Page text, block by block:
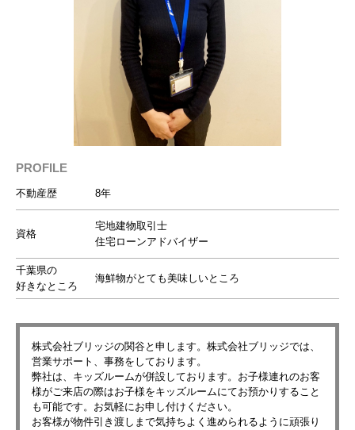
PROFILE
不動産歴 8年
資格
宅地建物取引士
住宅ローンアドバイザー
千葉県の
好きなところ
海鮮物がとても美味しいところ
株式会社ブリッジの関谷と申します。株式会社ブリッジでは、
営業サポート、事務をしております。
弊社は、キッズルームが併設しております。お子様連れのお客
様がご来店の際はお子様をキッズルームにてお預かりすること
も可能です。お気軽にお申し付けください。
お客様が物件引き渡しまで気持ちよく進められるように頑張り